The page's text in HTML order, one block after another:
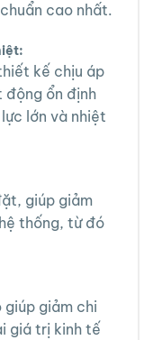
cao nhất.
kế chịu áp
động ổn định
lớn và nhiệt
giúp giảm
thống, từ đó
giúp giảm chi
giá trị kinh tế